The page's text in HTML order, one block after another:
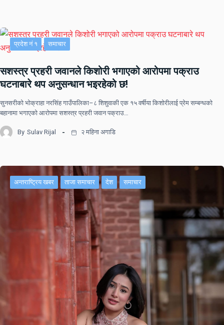
प्रदेश नं १ समाचार
सशस्त्र प्रहरी जवानले किशोरी भगाएको आरोपमा पक्राउ
घटनाबारे थप अनुसन्धान भइरहेको छ!
सुनसरीको भोक्राहा नरसिंह गाउँपालिका–८ शिशुवाकी एक १५ वर्षीया किशोरीलाई प्रेम सम्बन्धको
बहानामा भगाएको आरोपमा सशस्त्र प्रहरी जवान पक्राउ…
By Sulav Rijal २ महिना अगाडि
अन्तराष्ट्रिय खबर ताजा समाचार देश समाचार